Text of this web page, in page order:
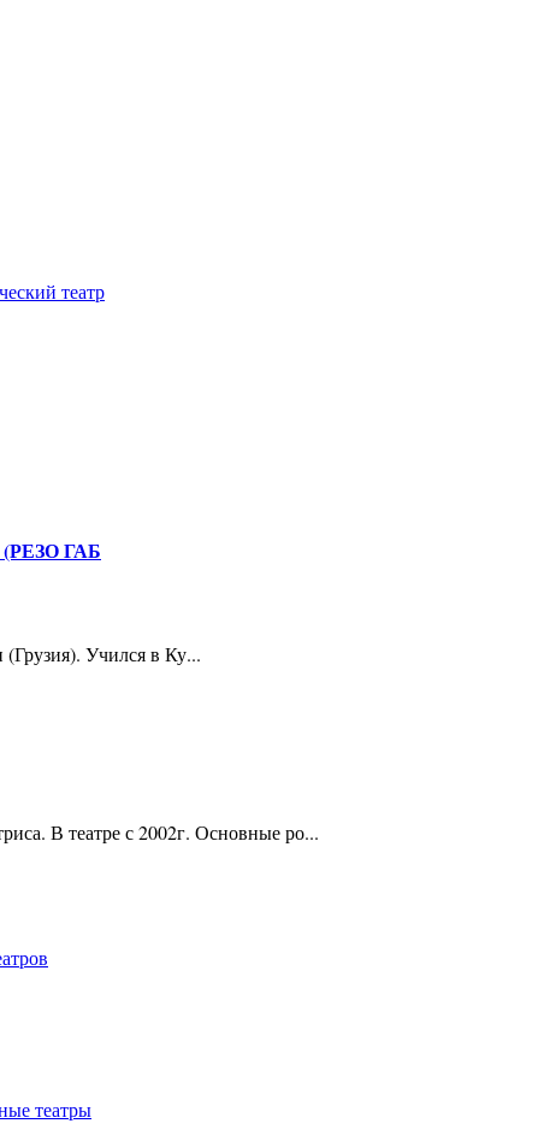
театр
ГАБ
(Грузия). Учился в Ку...
В театре с 2002г. Основные ро...
театры